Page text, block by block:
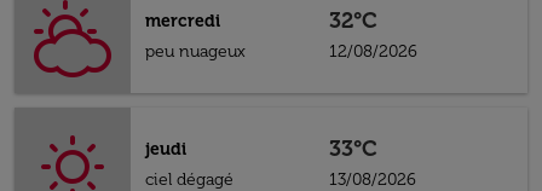
mercredi
peu nuageux
32°C
12/08/2026
jeudi
ciel dégagé
33°C
13/08/2026